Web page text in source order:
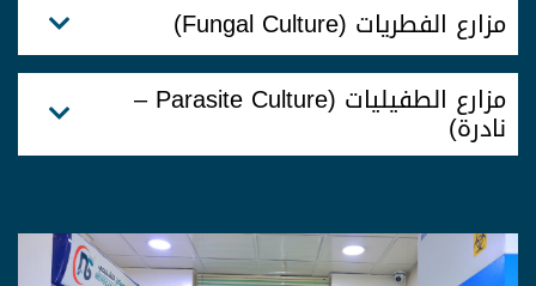
مزارع الفطريات (Fungal Culture)
مزارع الطفيليات (Parasite Culture –
نادرة)